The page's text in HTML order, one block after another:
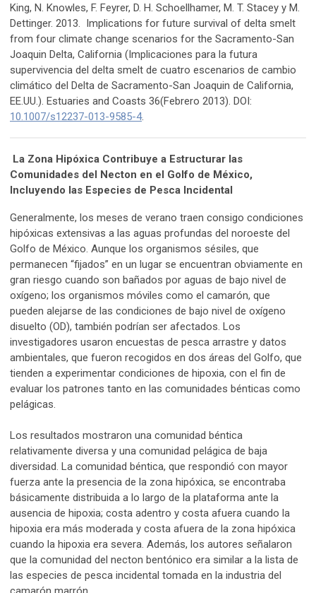
King, N. Knowles, F. Feyrer, D. H. Schoellhamer, M. T. Stacey y M.
Dettinger. 2013. Implications for future survival of delta smelt
from four climate change scenarios for the Sacramento-San
Joaquin Delta, California (Implicaciones para la futura
supervivencia del delta smelt de cuatro escenarios de cambio
climático del Delta de Sacramento-San Joaquin de California,
EE.UU.). Estuaries and Coasts 36(Febrero 2013). DOI:
10.1007/s12237-013-9585-4.
La Zona Hipóxica Contribuye a Estructurar las
Comunidades del Necton en el Golfo de México,
Incluyendo las Especies de Pesca Incidental
Generalmente, los meses de verano traen consigo condiciones
hipóxicas extensivas a las aguas profundas del noroeste del
Golfo de México. Aunque los organismos sésiles, que
permanecen “fijados” en un lugar se encuentran obviamente en
gran riesgo cuando son bañados por aguas de bajo nivel de
oxígeno; los organismos móviles como el camarón, que
pueden alejarse de las condiciones de bajo nivel de oxígeno
disuelto (OD), también podrían ser afectados. Los
investigadores usaron encuestas de pesca arrastre y datos
ambientales, que fueron recogidos en dos áreas del Golfo, que
tienden a experimentar condiciones de hipoxia, con el fin de
evaluar los patrones tanto en las comunidades bénticas como
pelágicas.
Los resultados mostraron una comunidad béntica
relativamente diversa y una comunidad pelágica de baja
diversidad. La comunidad béntica, que respondió con mayor
fuerza ante la presencia de la zona hipóxica, se encontraba
básicamente distribuida a lo largo de la plataforma ante la
ausencia de hipoxia; costa adentro y costa afuera cuando la
hipoxia era más moderada y costa afuera de la zona hipóxica
cuando la hipoxia era severa. Además, los autores señalaron
que la comunidad del necton bentónico era similar a la lista de
las especies de pesca incidental tomada en la industria del